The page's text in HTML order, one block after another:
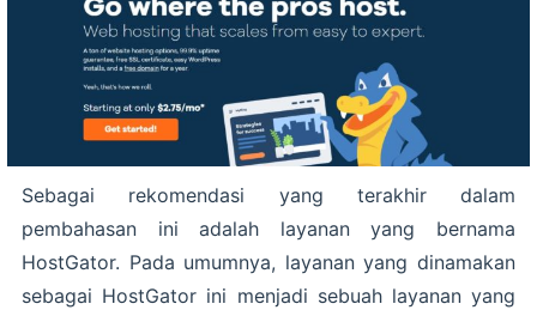
Sebagai rekomendasi yang terakhir dalam
pembahasan ini adalah layanan yang bernama
HostGator. Pada umumnya, layanan yang dinamakan
sebagai HostGator ini menjadi sebuah layanan yang